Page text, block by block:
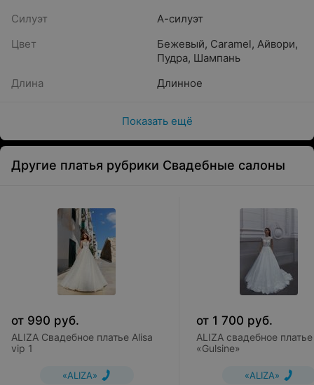
Силуэт
А-силуэт
Цвет
Бежевый, Caramel, Айвори,
Пудра, Шампань
Длина
Длинное
Показать ещё
Другие платья рубрики Свадебные салоны
от 990 руб.
ALIZA Свадебное платье Alisa
vip 1
«ALIZA»
от 1 700 руб.
ALIZA свадебное платье
«Gulsine»
«ALIZA»